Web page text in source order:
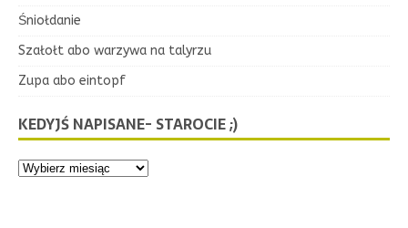
Śniołdanie
Szałołt abo warzywa na talyrzu
Zupa abo eintopf
KEDYJŚ NAPISANE- STAROCIE ;)